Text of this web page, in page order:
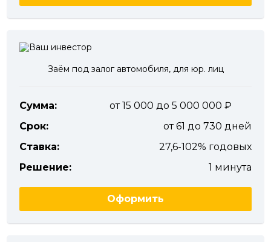
Заём под залог автомобиля, для юр. лиц
Сумма:
от 15 000 до 5 000 000
Срок:
от 61 до 730 дней
Ставка:
27,6-102% годовых
Решение:
1 минута
Оформить